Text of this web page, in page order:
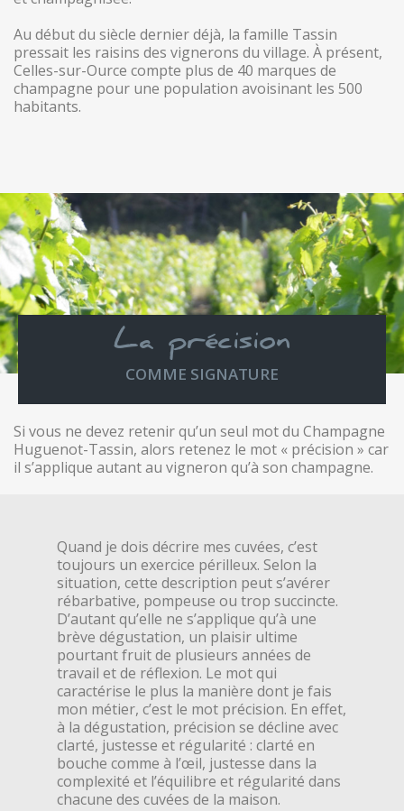
Au début du siècle dernier déjà, la famille Tassin
pressait les raisins des vignerons du village. À présent,
Celles-sur-Ource compte plus de 40 marques de
champagne pour une population avoisinant les 500
habitants.
La précision
COMME SIGNATURE
Si vous ne devez retenir qu’un seul mot du Champagne
Huguenot-Tassin, alors retenez le mot « précision » car
il s’applique autant au vigneron qu’à son champagne.
Quand je dois décrire mes cuvées, c’est
toujours un exercice périlleux. Selon la
situation, cette description peut s’avérer
rébarbative, pompeuse ou trop succincte.
D’autant qu’elle ne s’applique qu’à une
brève dégustation, un plaisir ultime
pourtant fruit de plusieurs années de
travail et de réflexion. Le mot qui
caractérise le plus la manière dont je fais
mon métier, c’est le mot précision. En effet,
à la dégustation, précision se décline avec
clarté, justesse et régularité : clarté en
bouche comme à l’œil, justesse dans la
complexité et l’équilibre et régularité dans
chacune des cuvées de la maison.